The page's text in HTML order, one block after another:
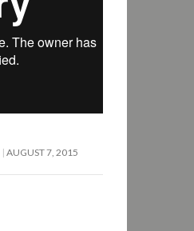
AUGUST 7, 2015